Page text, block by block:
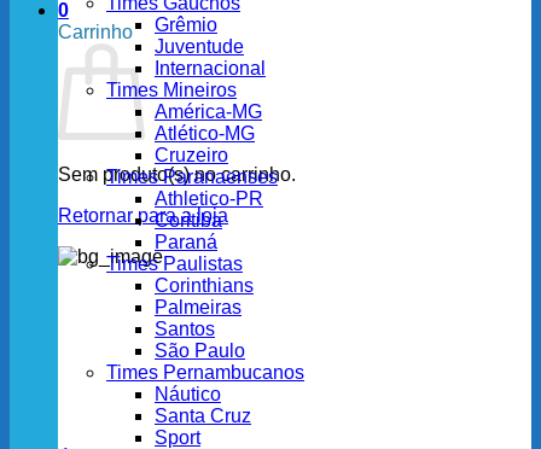
0
Carrinho
Sem produto(s) no carrinho.
Retornar para a loja
Grêmio
Juventude
Internacional
Times Mineiros
América-MG
Atlético-MG
Cruzeiro
Times Paranaenses
Athletico-PR
Coritiba
Paraná
Times Paulistas
Corinthians
Palmeiras
Santos
São Paulo
Times Pernambucanos
Náutico
Santa Cruz
Sport